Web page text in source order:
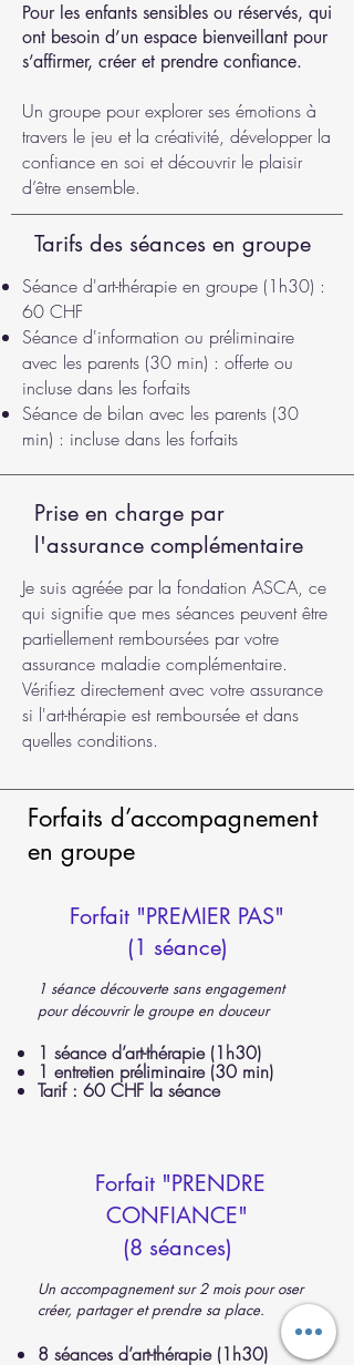
Pour les enfants sensibles ou réservés, qui
ont besoin d’un espace bienveillant pour
s’affirmer, créer et prendre confiance.
Un groupe pour explorer ses émotions à
travers le jeu et la créativité, développer la
confiance en soi et découvrir le plaisir
d’être ensemble.
Tarifs des séances en groupe
Séance d'art-thérapie en groupe (1h30) :
60 CHF
Séance d'information ou préliminaire
avec les parents (30 min) : offerte ou
incluse dans les forfaits
Séance de bilan avec les parents (30
min) : incluse dans les forfaits
Prise en charge par
l'assurance complémentaire
Je suis agréée par la fondation ASCA, ce
qui signifie que mes séances peuvent être
partiellement remboursées par votre
assurance maladie complémentaire.
Vérifiez directement avec votre assurance
si l'art-thérapie est remboursée et dans
quelles conditions.
Forfaits d’accompagnement
en groupe
Forfait "PREMIER PAS"
(1 séance)​
1 séance découverte sans engagement
pour découvrir le groupe en douceur
1 séance d’art-thérapie (1h30)
1 entretien préliminaire (30 min)
Tarif : 60 CHF la séance
Forfait "PRENDRE
CONFIANCE"
(8 séances)
Un accompagnement sur 2 mois pour oser
créer, partager et prendre sa place.
8 séances d’art-thérapie (1h30)